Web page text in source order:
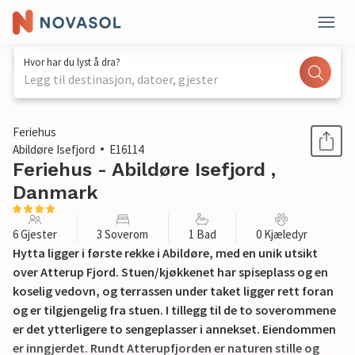
Hvor har du lyst å dra?
Legg til destinasjon, datoer, gjester
1 / 18
Feriehus
Abildøre Isefjord
E16114
Feriehus - Abildøre Isefjord ,
Danmark
6 Gjester 3 Soverom 1 Bad 0 Kjæledyr
Hytta ligger i første rekke i Abildøre, med en unik utsikt
over Atterup Fjord. Stuen/kjøkkenet har spiseplass og en
koselig vedovn, og terrassen under taket ligger rett foran
og er tilgjengelig fra stuen. I tillegg til de to soverommene
er det ytterligere to sengeplasser i annekset. Eiendommen
er inngjerdet. Rundt Atterupfjorden er naturen stille og